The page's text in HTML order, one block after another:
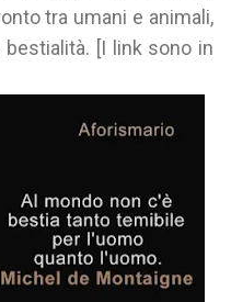
tra umani e animali,
[I link sono in